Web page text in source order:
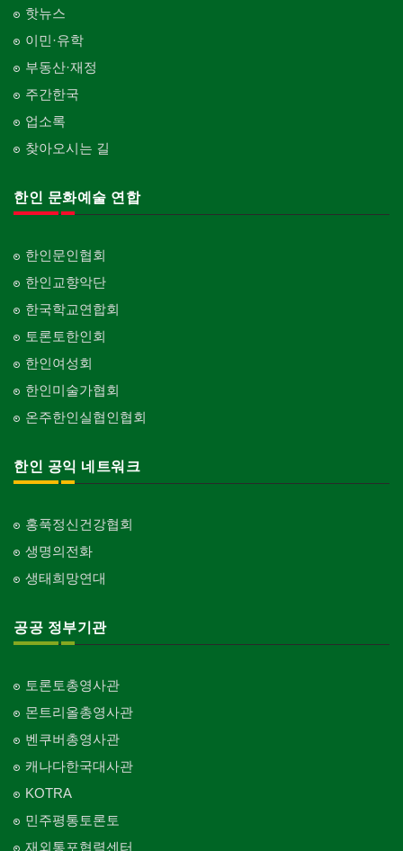
핫뉴스
이민·유학
부동산·재정
주간한국
업소록
찾아오시는 길
한인 문화예술 연합
한인문인협회
한인교향악단
한국학교연합회
토론토한인회
한인여성회
한인미술가협회
온주한인실협인협회
한인 공익 네트워크
홍푹정신건강협회
생명의전화
생태희망연대
공공 정부기관
토론토총영사관
몬트리올총영사관
벤쿠버총영사관
캐나다한국대사관
KOTRA
민주평통토론토
재외통포협력센터